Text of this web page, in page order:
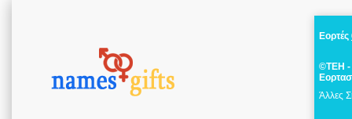
Εορτές
©ΤΕΗ -
Άλλες